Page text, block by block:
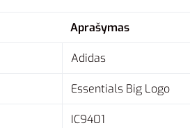
Aprašymas
Adidas
Essentials Big Logo
IC9401